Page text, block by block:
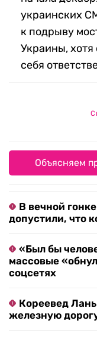
украинских
к подрыву
Украины,
себя
Объясняем
В вечной
допустили, что
«Был бы
массовые
соцсетях
Кореевед
железную